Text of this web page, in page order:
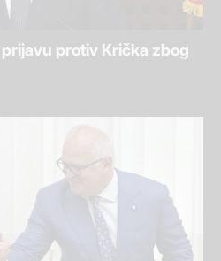
protiv Krička zbog